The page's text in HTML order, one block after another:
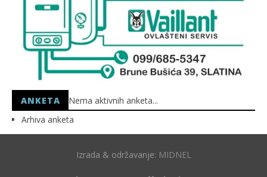
ANKETA
Nema aktivnih anketa...
Arhiva anketa
Izrada & održavanje: MIDNEL